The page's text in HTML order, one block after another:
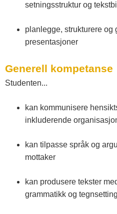
setningsstruktur og
planlegge, strukturere og
presentasjoner
Generell kompetanse
Studenten...
kan kommunisere
inkluderende
kan tilpasse språk og
mottaker
kan produsere tekster
grammatikk og tegnsetting